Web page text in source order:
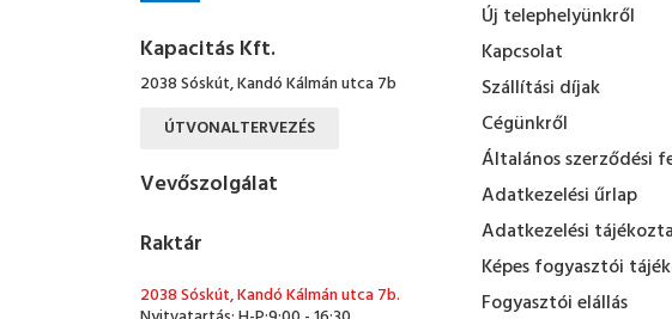
Kapacitás Kft.
2038 Sóskút, Kandó Kálmán utca 7b
ÚTVONALTERVEZÉS
Vevőszolgálat
Raktár
2038 Sóskút, Kandó Kálmán utca 7b.
Új telephelyünkről
Kapcsolat
Szállítási díjak
Cégünkről
Általános szerződési
Adatkezelési űrlap
Adatkezelési
Képes fogyasztói
Fogyasztói elállás